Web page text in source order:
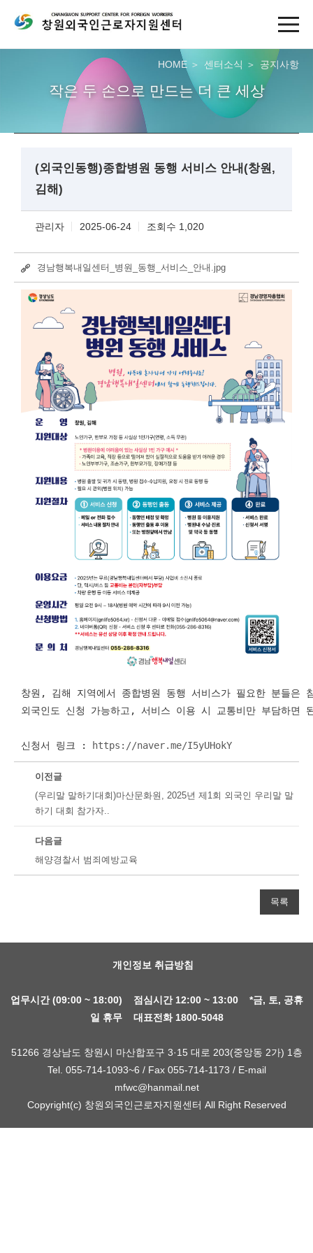
HOME 센터소식 공지사항
작은 두 손으로 만드는 더 큰 세상
(외국인동행)종합병원 동행 서비스 안내(창원,
김해)
관리자 2025-06-24 조회수 1,020
경남행복내일센터_병원_동행_서비스_안내.jpg
창원, 김해 지역에서 종합병원 동행 서비스가 필요한 분들은
외국인도 신청 가능하고, 서비스 이용 시 교통비만 부담하면
신청서 링크 : https://naver.me/I5yUHokY
이전글
(우리말 말하기대회)마산문화원, 2025년 제1회 외국인 우리말 말
하기 대회 참가자..
다음글
해양경찰서 범죄예방교육
목록
개인정보 취급방침
업무시간 (09:00 ~ 18:00) 점심시간 12:00 ~ 13:00 *금, 토, 공휴
일 휴무 대표전화 1800-5048
51266 경상남도 창원시 마산합포구 3·15 대로 203(중앙동 2가) 1층
Tel. 055-714-1093~6 / Fax 055-714-1173 / E-mail
mfwc@hanmail.net
Copyright(c) 창원외국인근로자지원센터 All Right Reserved